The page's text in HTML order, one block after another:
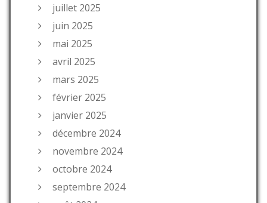
juillet 2025
juin 2025
mai 2025
avril 2025
mars 2025
février 2025
janvier 2025
décembre 2024
novembre 2024
octobre 2024
septembre 2024